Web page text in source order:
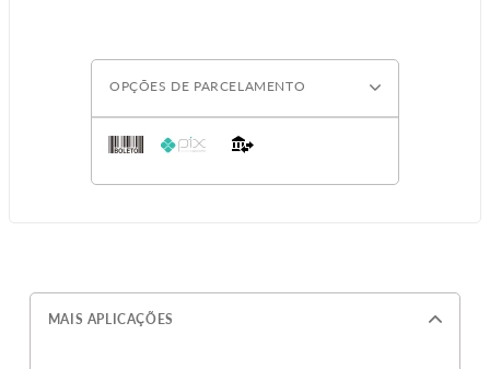
OPÇÕES DE PARCELAMENTO
MAIS APLICAÇÕES